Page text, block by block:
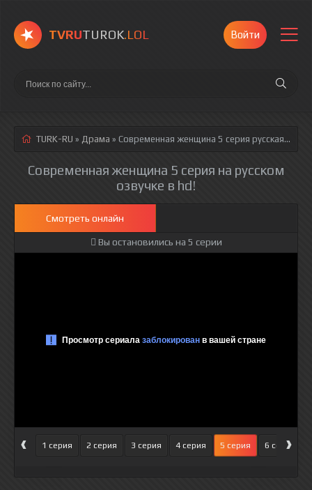
TVRUTUROK.LOL Войти
TURK-RU » Драма » Современная женщина 5 серия русская озвучка полностью смотреть онлайн!
Современная женщина 5 серия на русском
озвучке в hd!
Смотреть онлайн
Вы остановились на 5 серии
‹ 1 серия 2 серия 3 серия 4 серия 5 серия 6 серия
›